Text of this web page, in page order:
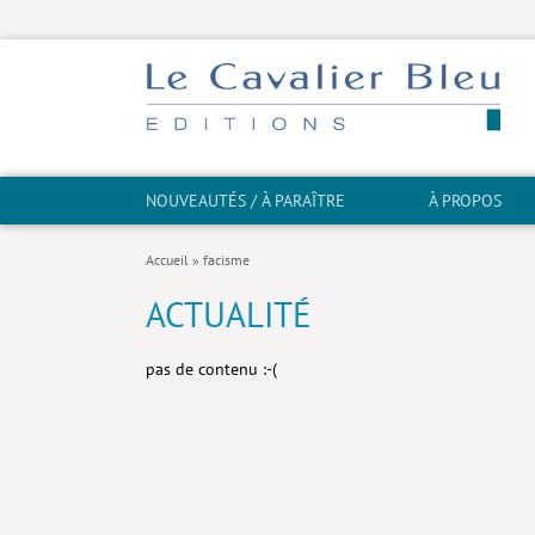
NOUVEAUTÉS / À PARAÎTRE À PROPOS
Accueil » facisme
ACTUALITÉ
pas de contenu :-(